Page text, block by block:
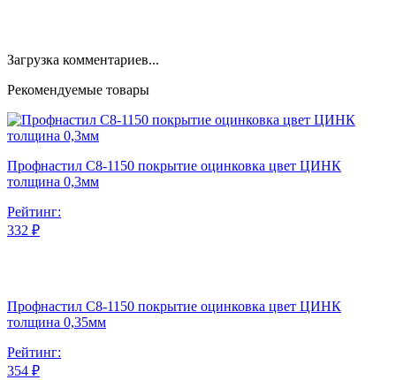
Загрузка комментариев...
Рекомендуемые товары
Профнастил С8-1150 покрытие оцинковка цвет ЦИНК
толщина 0,3мм
Рейтинг:
332 ₽
Профнастил С8-1150 покрытие оцинковка цвет ЦИНК
толщина 0,35мм
Рейтинг:
354 ₽